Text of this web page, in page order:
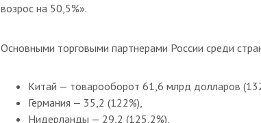
возрос на 50,5%».
Основными торговыми партнерами России среди
Китай — товарооборот 61,6 млрд долларов
Германия — 35,2 (122%),
Нидерланды — 29,2 (125,2%),